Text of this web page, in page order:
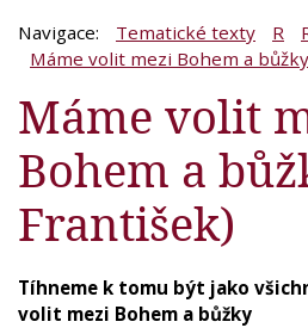
Navigace: Tematické texty R
Máme volit mezi Bohem a
Máme volit
Bohem a
František)
Tíhneme k tomu být jako
volit mezi Bohem a bůžky